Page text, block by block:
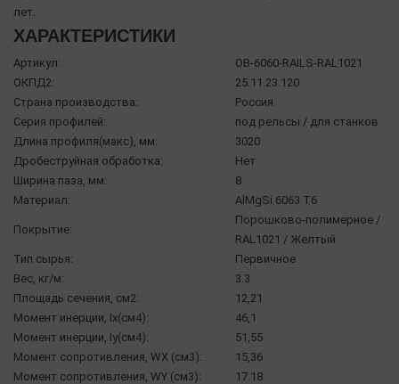
лет.
ХАРАКТЕРИСТИКИ
Артикул:
OB-6060-RAILS-RAL1021
ОКПД2:
25.11.23.120
Страна производства:
Россия
Серия профилей:
под рельсы / для станков
Длина профиля(макс), мм:
3020
Дробеструйная обработка:
Нет
Ширина паза, мм:
8
Материал:
AlMgSi 6063 Т6
Покрытие:
Порошково-полимерное /
RAL1021 / Желтый
Тип сырья:
Первичное
Вес, кг/м:
3.3
Площадь сечения, см2:
12,21
Момент инерции, Ix(см4):
46,1
Момент инерции, Iy(см4):
51,55
Момент сопротивления, WX (см3):
15,36
Момент сопротивления, WY (см3):
17.18